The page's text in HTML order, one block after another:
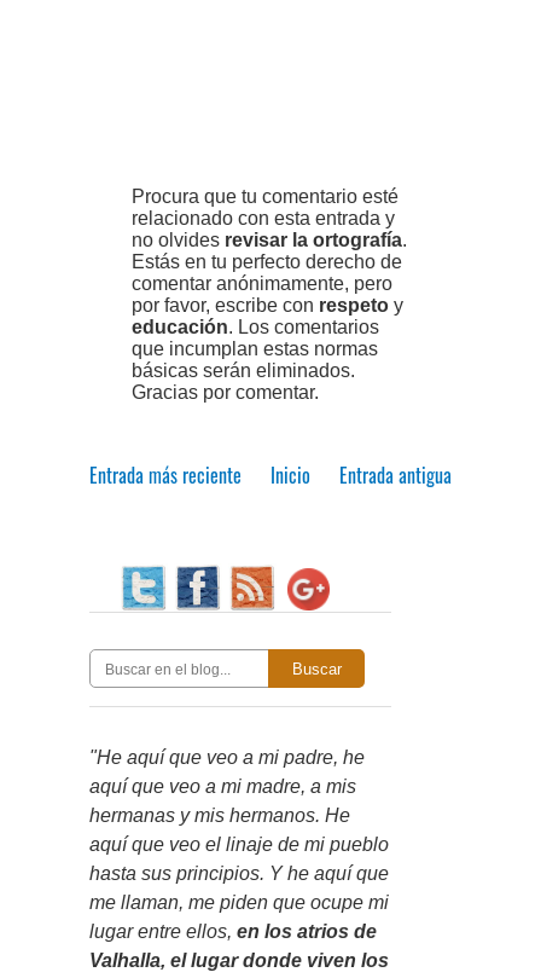
Procura que tu comentario esté
relacionado con esta entrada y
no olvides revisar la ortografía.
Estás en tu perfecto derecho de
comentar anónimamente, pero
por favor, escribe con respeto y
educación. Los comentarios
que incumplan estas normas
básicas serán eliminados.
Gracias por comentar.
Entrada más reciente Entrada antigua
Inicio
Buscar
"He aquí que veo a mi padre, he
aquí que veo a mi madre, a mis
hermanas y mis hermanos. He
aquí que veo el linaje de mi pueblo
hasta sus principios. Y he aquí que
me llaman, me piden que ocupe mi
lugar entre ellos, en los atrios de
Valhalla, el lugar donde viven los